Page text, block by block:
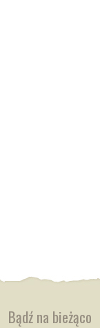
Bądź na bieżąco